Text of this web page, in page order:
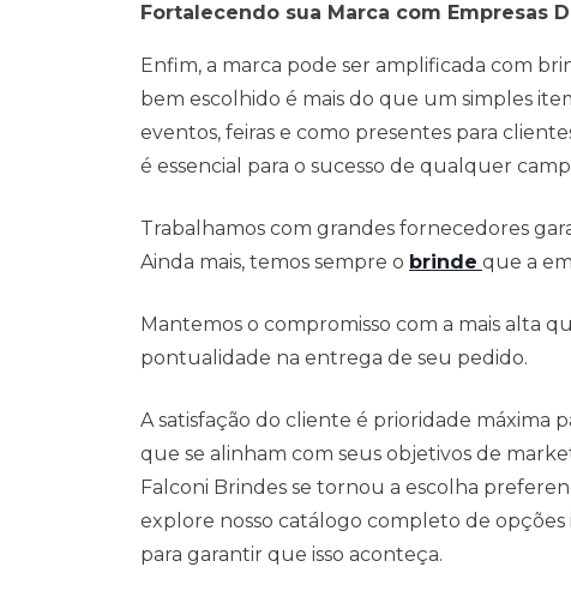
Fortalecendo sua Marca com Empresas
Enfim, a marca pode ser amplificada com
bem escolhido é mais do que um simples
eventos, feiras e como presentes para
é essencial para o sucesso de qualquer
Trabalhamos com grandes fornecedores
Ainda mais, temos sempre o brinde que a
Mantemos o compromisso com a mais alta
pontualidade na entrega de seu pedido.
A satisfação do cliente é prioridade máxima
que se alinham com seus objetivos de
Falconi Brindes se tornou a escolha
explore nosso catálogo completo de opções
para garantir que isso aconteça.